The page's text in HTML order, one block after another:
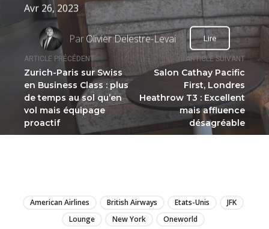
ARTICLE PRÉCÉDENT
Zurich-Paris sur Swiss
en Business Class : plus
de temps au sol qu’en
vol mais équipage
proactif
ARTICLE SUIVANT
Salon Cathay Pacific
First, Londres
Heathrow T3 : Excellent
mais affluence
désagréable
Avr 26, 2023
ParOlivier Delestre-Levai Lire
American Airlines British Airways Etats-Unis
JFK
Lounge
New York Oneworld